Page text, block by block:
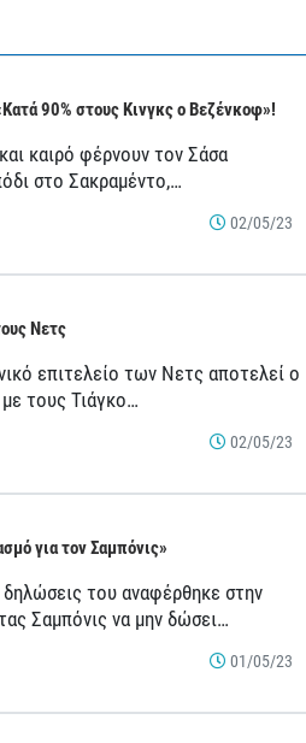
90% στους Κινγκς ο Βεζένκοφ»!
καιρό φέρνουν τον Σάσα
στο Σακραμέντο,…
02/05/23
Νετς
επιτελείο των Νετς αποτελεί ο
τους Τιάγκο…
02/05/23
για τον Σαμπόνις»
του αναφέρθηκε στην
Σαμπόνις να μην δώσει…
01/05/23